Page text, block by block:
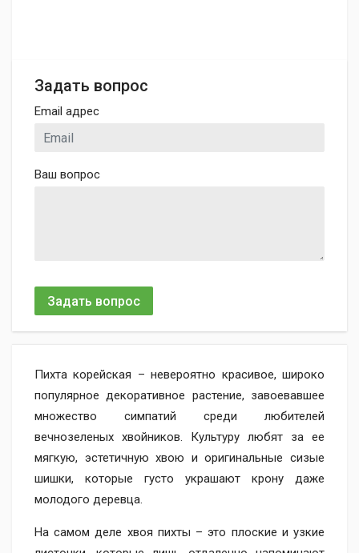
Задать вопрос
Email адрес
Ваш вопрос
Задать вопрос
Пихта корейская – невероятно красивое, широко
популярное декоративное растение, завоевавшее
множество симпатий среди любителей
вечнозеленых хвойников. Культуру любят за ее
мягкую, эстетичную хвою и оригинальные сизые
шишки, которые густо украшают крону даже
молодого деревца.
На самом деле хвоя пихты – это плоские и узкие